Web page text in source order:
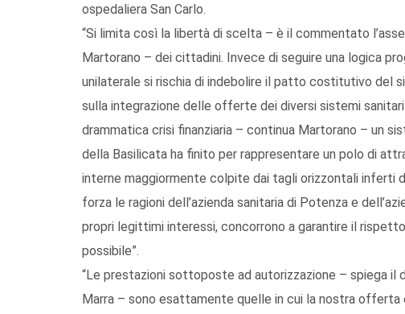
ospedaliera San Carlo.
“Si limita così la libertà di scelta – è il commentato
Martorano – dei cittadini. Invece di seguire una logica
unilaterale si rischia di indebolire il patto costitutivo del
sulla integrazione delle offerte dei diversi sistemi
drammatica crisi finanziaria – continua Martorano – un
della Basilicata ha finito per rappresentare un polo di
interne maggiormente colpite dai tagli orizzontali inferti
forza le ragioni dell’azienda sanitaria di Potenza e
propri legittimi interessi, concorrono a garantire il
possibile”.
“Le prestazioni sottoposte ad autorizzazione – spiega il
Marra – sono esattamente quelle in cui la nostra